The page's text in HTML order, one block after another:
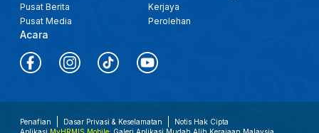
Pusat Berita
Pusat Media
Acara
Kerjaya
Perolehan
Penafian Dasar Privasi & Keselamatan
Notis Hak Cipta